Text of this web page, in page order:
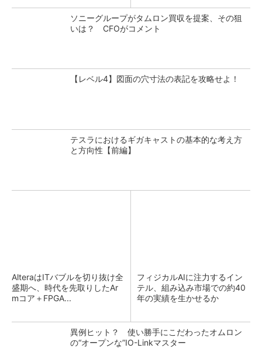
ソニーグループがタムロン買収を提案、その狙
いは？ CFOがコメント
【レベル4】図面の穴寸法の表記を攻略せよ！
テスラにおけるギガキャストの基本的な考え方
と方向性【前編】
AlteraはITバブルを切り抜け全
盛期へ、時代を先取りしたAr
mコア＋FPGA...
フィジカルAIに注力するイン
テル、組み込み市場での約40
年の実績を生かせるか
異例ヒット？ 使い勝手にこだわったオムロン
の“オープンな”IO-Linkマスター